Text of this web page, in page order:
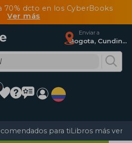
70% dcto en los CyberBooks
Ver más
Enviar a
Bogota, Cundinamarca
para tiLibros más